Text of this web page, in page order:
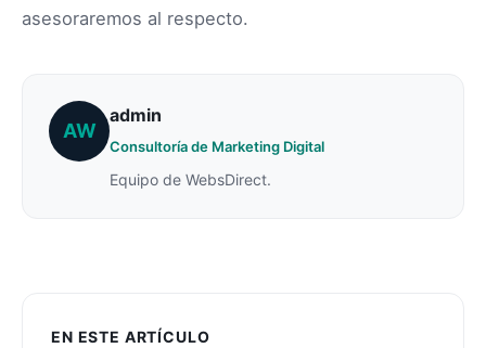
EN ESTE ARTÍCULO
asesoraremos al respecto.
AW
admin
Consultoría de Marketing Digital
Equipo de WebsDirect.